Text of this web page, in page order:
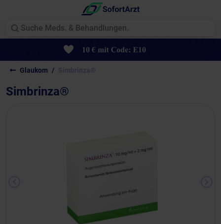
Glaukom
Simbrinza®